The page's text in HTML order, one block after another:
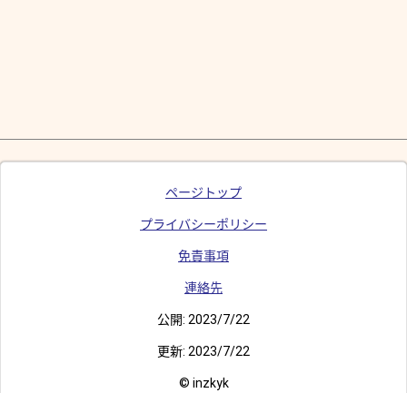
ページトップ
プライバシーポリシー
免責事項
連絡先
公開: 2023/7/22
更新: 2023/7/22
© inzkyk